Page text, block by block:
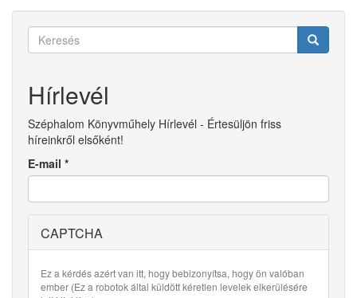
Keresés
Hírlevél
Széphalom Könyvműhely Hírlevél - Értesüljön friss
híreinkről elsőként!
E-mail *
CAPTCHA
Ez a kérdés azért van itt, hogy bebizonyítsa, hogy ön valóban
ember (Ez a robotok által küldött kéretlen levelek elkerülésére